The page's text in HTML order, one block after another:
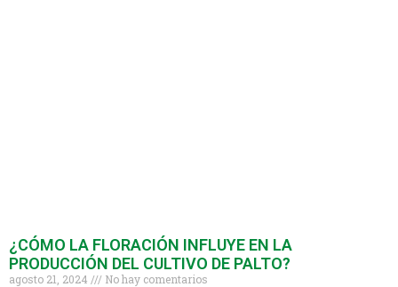
¿CÓMO LA FLORACIÓN INFLUYE EN LA
PRODUCCIÓN DEL CULTIVO DE PALTO?
agosto 21, 2024
No hay comentarios